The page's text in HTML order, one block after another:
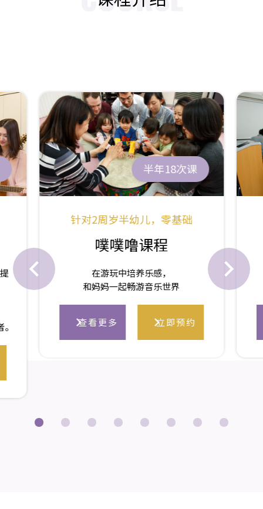
半年18次课
针对2周岁半幼儿，零基础
噗噗噜课程
在游玩中培养乐感，
和妈妈一起畅游音乐世界
查看更多 立即预约